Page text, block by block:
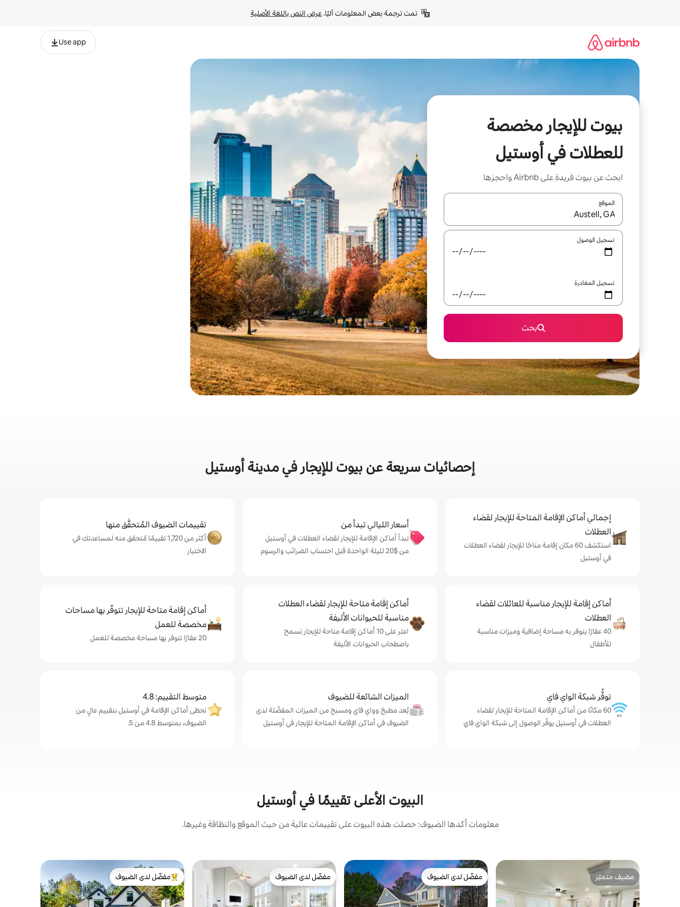
تمت ترجمة بعض المعلومات آليًا. عرض النص باللغة الأصلية
Use app
بيوت للإيجار مخصصة
للعطلات في أوستيل
ابحث عن بيوت فريدة على Airbnb واحجزها
الموقع
عند توفر النتائج، انتقل باستخدام السهمين لأعلى ولأسفل أو استكشف عن طريق اللمس أو السحب.
تسجيل الوصول
تسجيل المغادرة
بحث
إحصائيات سريعة عن بيوت للإيجار في مدينة أوستيل
إجمالي أماكن الإقامة المتاحة للإيجار لقضاء
العطلات
استكشف 60 مكان إقامة متاحًا للإيجار لقضاء العطلات
في أوستيل
أسعار الليالي تبدأ من
تبدأ أماكن الإقامة للإيجار لقضاء العطلات في أوستيل
من $‏20 لليلة الواحدة قبل احتساب الضرائب والرسوم
تقييمات الضيوف المُتحقَّق منها
أكثر من 1,720 تقييمًا مُتحقق منه لمساعدتك في
الاختيار
أماكن إقامة للإيجار مناسبة للعائلات لقضاء
العطلات
40 عقارًا يتوفر به مساحة إضافية وميزات مناسبة
للأطفال
أماكن إقامة متاحة للإيجار لقضاء العطلات
مناسبة للحيوانات الأليفة
اعثر على 10 أماكن إقامة متاحة للإيجار تسمح
باصطحاب الحيوانات الأليفة
أماكن إقامة متاحة للإيجار تتوفّر بها مساحات
مخصصة للعمل
20 عقارًا تتوفر بها مساحة مخصصة للعمل
توفُّر شبكة الواي فاي
60 مكانًا من أماكن الإقامة المتاحة للإيجار لقضاء
العطلات في أوستيل يوفّر الوصول إلى شبكة الواي فاي
الميزات الشائعة للضيوف
يُعد مطبخ وواي فاي ومسبح من الميزات المفضّلة لدى
الضيوف في أماكن الإقامة المتاحة للإيجار في أوستيل
متوسط التقييم: 4.8
تحظى أماكن الإقامة في أوستيل بتقييم عالٍ من
الضيوف، بمتوسط 4.8 من 5.
البيوت الأعلى تقييمًا في أوستيل
معلومات أكدها الضيوف: حصلت هذه البيوت على تقييمات عالية من حيث الموقع والنظافة وغيرها.
مضيف متميّز
مضيف متميّز
مفضّل لدى الضيوف
مفضّل لدى الضيوف
مفضّل لدى الضيوف
مفضّل لدى الضيوف
من أبرز البيوت المفضّلة لدى الضيوف
مفضّل لدى الضيوف